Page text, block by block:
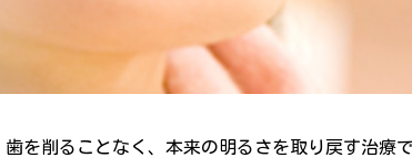
を削ることなく、本来の明るさを取り戻す治療